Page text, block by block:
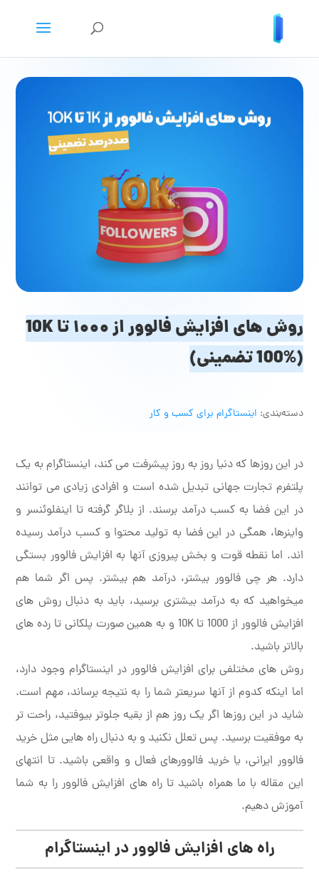
روش های افزایش فالوور از ۱۰۰۰ تا 10K
(100% تضمینی)
دسته‌بندی: اینستاگرام برای کسب و کار
در این روزها که دنیا روز به روز پیشرفت می کند، اینستاگرام به یک
پلتفرم تجارت جهانی تبدیل شده است و افرادی زیادی می توانند
در این فضا به کسب درآمد برسند. از بلاگر گرفته تا اینفلوئنسر و
واینرها، همگی در این فضا به تولید محتوا و کسب درآمد رسیده
اند. اما نقطه قوت و بخش پیروزی آنها به افزایش فالوور بستگی
دارد. هر چی فالوور بیشتر، درآمد هم بیشتر. پس اگر شما هم
میخواهید که به درآمد بیشتری برسید، باید به دنبال روش های
افزایش فالوور از 1000 تا 10K و به همین صورت پلکانی تا رده های
بالاتر باشید.
روش های مختلفی برای افزایش فالوور در اینستاگرام وجود دارد،
اما اینکه کدوم از آنها سریعتر شما را به نتیجه برساند، مهم است.
شاید در این روزها اگر یک روز هم از بقیه جلوتر بیوفتید، راحت تر
به موفقیت برسید. پس تعلل نکنید و به دنبال راه هایی مثل خرید
فالوور ایرانی، یا خرید فالوورهای فعال و واقعی باشید. تا انتهای
این مقاله با ما همراه باشید تا راه های افزایش فالوور را به شما
آموزش دهیم.
راه های افزایش فالوور در اینستاگرام